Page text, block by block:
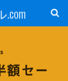
額セー